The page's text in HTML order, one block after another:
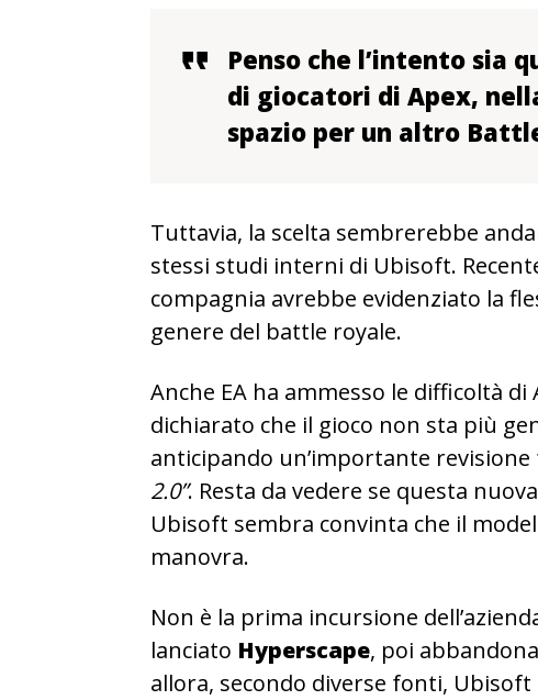
Penso che l’intento sia
di giocatori di Apex,
spazio per un altro
Tuttavia, la scelta sembrerebbe
stessi studi interni di Ubisoft.
compagnia avrebbe evidenziato la
genere del battle royale.
Anche EA ha ammesso le difficoltà di
dichiarato che il gioco non sta più
anticipando un’importante
2.0”. Resta da vedere se questa
Ubisoft sembra convinta che il
manovra.
Non è la prima incursione
lanciato Hyperscape, poi
allora, secondo diverse fonti,